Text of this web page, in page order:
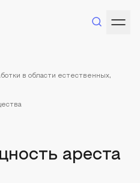
в области естественных,
ареста